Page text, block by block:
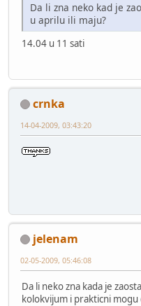
Da li zna neko kad je
u aprilu ili maju?
14.04 u 11 sati
crnka
14-04-2009, 03:43:20
jelenam
02-05-2009, 05:46:08
Da li neko zna kada je
kolokvijum i prakticni mogu